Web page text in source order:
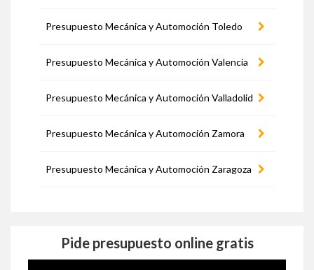
Presupuesto Mecánica y Automoción Toledo
Presupuesto Mecánica y Automoción Valencia
Presupuesto Mecánica y Automoción Valladolid
Presupuesto Mecánica y Automoción Zamora
Presupuesto Mecánica y Automoción Zaragoza
Pide presupuesto online gratis